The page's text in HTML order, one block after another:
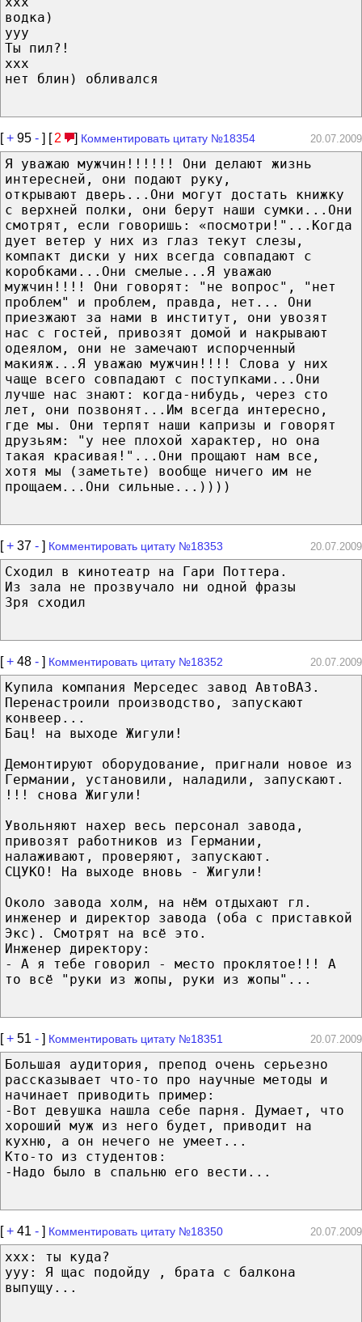
водка)
ууу
Ты пил?!
ххх
нет блин) обливался
[+ 95 - ] [ 2 ] Комментировать цитату №18354 20.07.2009
Я уважаю мужчин!!!!!! Они делают жизнь
интересней, они подают руку,
открывают дверь...Они могут достать книжку
с верхней полки, они берут наши сумки...Они
смотрят, если говоришь: «посмотри!"...Когда
дует ветер у них из глаз текут слезы,
компакт диски у них всегда совпадают с
коробками...Они смелые...Я уважаю
мужчин!!!! Они говорят: "не вопрос", "нет
проблем" и проблем, правда, нет... Они
приезжают за нами в институт, они увозят
нас с гостей, привозят домой и накрывают
одеялом, они не замечают испорченный
макияж...Я уважаю мужчин!!!! Слова у них
чаще всего совпадают с поступками...Они
лучше нас знают: когда-нибудь, через сто
лет, они позвонят...Им всегда интересно,
где мы. Они терпят наши капризы и говорят
друзьям: "у нее плохой характер, но она
такая красивая!"...Они прощают нам все,
хотя мы (заметьте) вообще ничего им не
прощаем...Они сильные...))))
[+ 37 - ] Комментировать цитату №18353 20.07.2009
Сходил в кинотеатр на Гари Поттера.
Из зала не прозвучало ни одной фразы
Зря сходил
[+ 48 - ] Комментировать цитату №18352 20.07.2009
Купила компания Мерседес завод АвтоВАЗ.
Перенастроили производство, запускают
конвеер...
Бац! на выходе Жигули!
Демонтируют оборудование, пригнали новое из
Германии, установили, наладили, запускают.
!!! снова Жигули!
Увольняют нахер весь персонал завода,
привозят работников из Германии,
налаживают, проверяют, запускают.
СЦУКО! На выходе вновь - Жигули!
Около завода холм, на нём отдыхают гл.
инженер и директор завода (оба с приставкой
Экс). Смотрят на всё это.
Инженер директору:
- А я тебе говорил - место проклятое!!! А
то всё "руки из жопы, руки из жопы"...
[+ 51 - ] Комментировать цитату №18351 20.07.2009
Большая аудитория, препод очень серьезно
рассказывает что-то про научные методы и
начинает приводить пример:
-Вот девушка нашла себе парня. Думает, что
хороший муж из него будет, приводит на
кухню, а он нечего не умеет...
Кто-то из студентов:
-Надо было в спальню его вести...
[+ 41 - ] Комментировать цитату №18350 20.07.2009
xxx: ты куда?
yyy: Я щас подойду , брата с балкона
выпущу...